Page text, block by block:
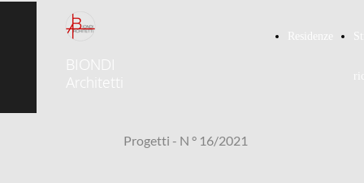
Residenze
BIONDI
Architetti
Progetti - N ° 16/2021